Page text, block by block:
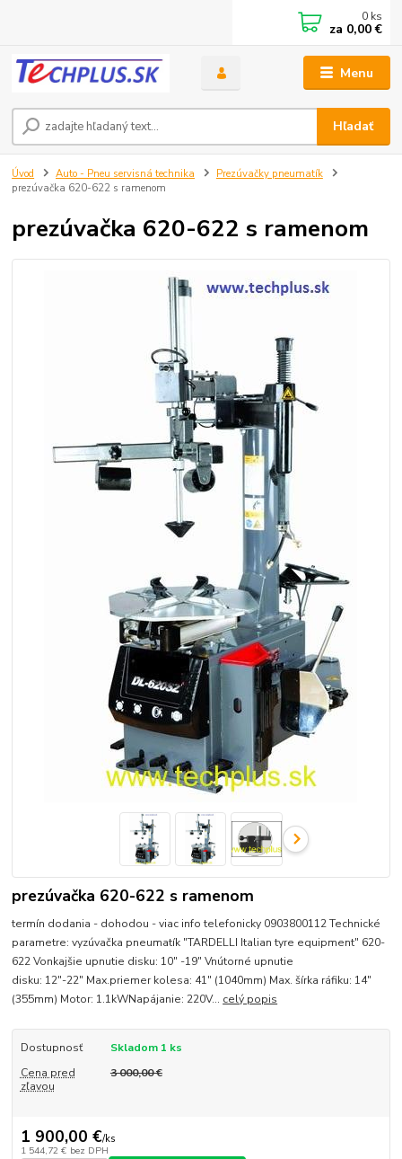
Menu
Hľadať
0 ks
za 0,00 €
Úvod Auto - Pneu servisná technika
Prezúvačky pneumatík
prezúvačka 620-622 s ramenom
prezúvačka 620-622 s ramenom
prezúvačka 620-622 s ramenom
termín dodania - dohodou - viac info telefonicky 0903800112 Technické
parametre: vyzúvačka pneumatík "TARDELLI Italian tyre equipment" 620-
622 Vonkajšie upnutie disku: 10" -19" Vnútorné upnutie
disku: 12"-22" Max.priemer kolesa: 41" (1040mm) Max. šírka ráfiku: 14"
(355mm) Motor: 1.1kWNapájanie: 220V... celý popis
Dostupnosť
Skladom 1 ks
Cena pred
zľavou
3 000,00 €
1 900,00 €/ks
1 544,72 € bez DPH